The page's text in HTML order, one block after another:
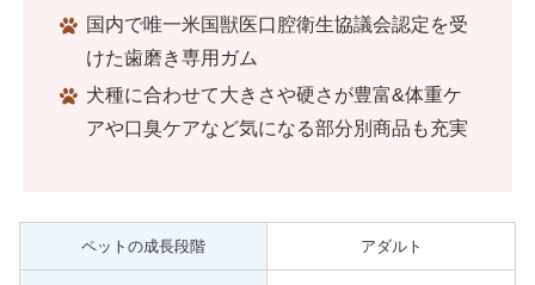
国内で唯一米国獣医口腔衛生協議会認定を受
けた歯磨き専用ガム
犬種に合わせて大きさや硬さが豊富&体重ケ
アや口臭ケアなど気になる部分別商品も充実
ペットの成長段階 アダルト